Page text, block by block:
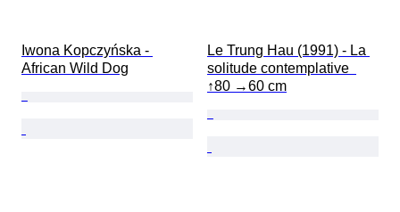
Iwona Kopczyńska -
African Wild Dog
Le Trung Hau (1991) - La
solitude contemplative
↑80 →60 cm